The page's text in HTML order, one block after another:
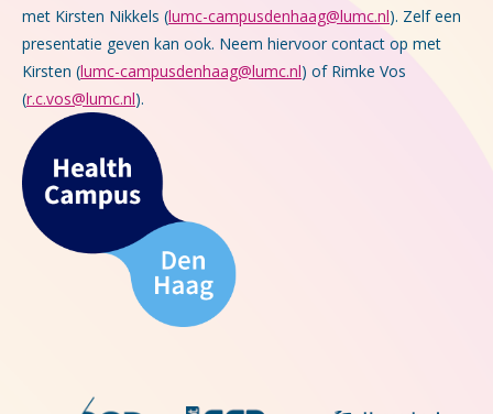
met Kirsten Nikkels (lumc-campusdenhaag@lumc.nl). Zelf een
presentatie geven kan ook. Neem hiervoor contact op met
Kirsten (lumc-campusdenhaag@lumc.nl) of Rimke Vos
(r.c.vos@lumc.nl).